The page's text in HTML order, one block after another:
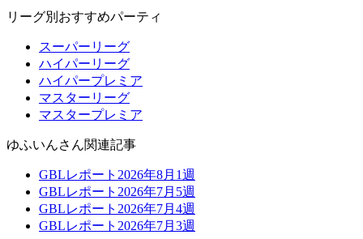
リーグ別おすすめパーティ
スーパーリーグ
ハイパーリーグ
ハイパープレミア
マスターリーグ
マスタープレミア
ゆふいんさん関連記事
GBLレポート2026年8月1週
GBLレポート2026年7月5週
GBLレポート2026年7月4週
GBLレポート2026年7月3週